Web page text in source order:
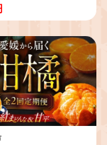
イズ 家庭用約5kg箱
玉） 愛媛県大洲市/愛
[AGAO009] みかん
旬の果物 冬のくだも
フルーツ スイーツ デ
県産 大洲市産 産地直
人気 お取り寄せ 送料
フト プレゼント 冬ギ
お土産 愛媛県限定栽